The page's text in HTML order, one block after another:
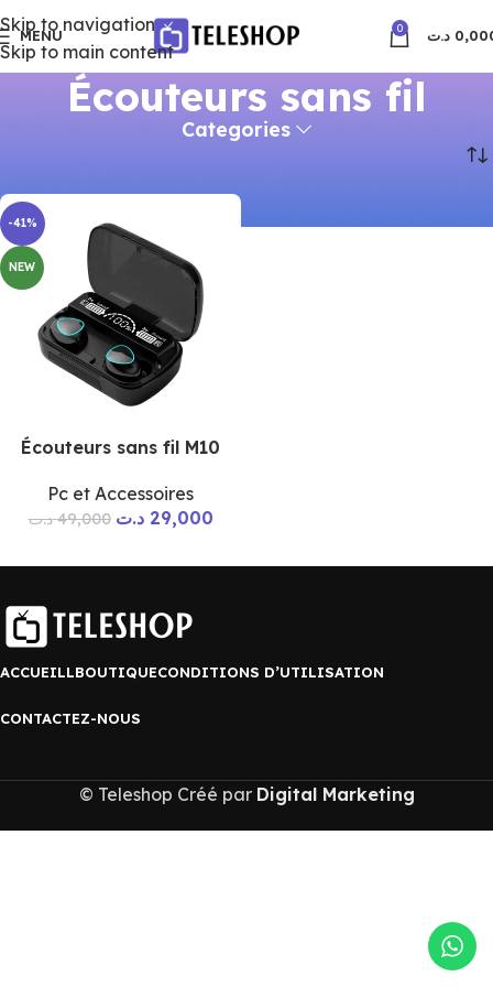
Skip to navigation
Skip to main content
MENU 0 د.ت
Écouteurs sans fil
Categories
-41%
NEW
Écouteurs sans fil M10
Pc et Accessoires
49,000 د.ت 29,000 د.ت
ACCUEILLBOUTIQUECONDITIONS D’UTILISATION
CONTACTEZ-NOUS
© Teleshop Créé par Digital Marketing